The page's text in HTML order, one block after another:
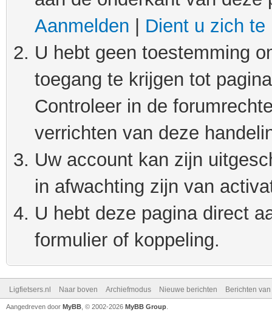
Aanmelden
Dient u zich te
U hebt geen toestemming
toegang te krijgen tot
Controleer in de
verrichten van deze
Uw account kan zijn
in afwachting zijn van
U hebt deze pagina direct
formulier of koppeling.
Ligfietsers.nl Naar boven Archiefmodus Nieuwe berichten Berichten
Aangedreven door MyBB , © 2002-2026 MyBB Group